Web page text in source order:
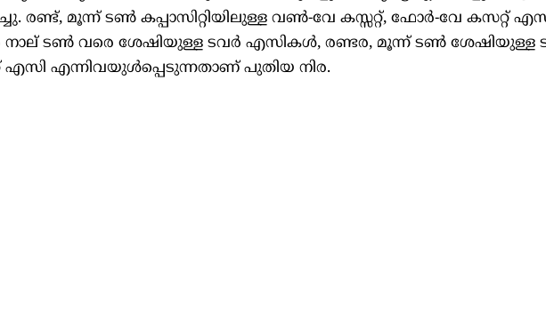
രണ്ട്, മൂന്ന് ടൺ കപ്പാസിറ്റിയിലുള്ള വൺ-വേ കസ്സറ്റ്, ഫോർ-വേ കസറ്റ്
ടൺ വരെ ശേഷിയുള്ള ടവർ എസികൾ, രണ്ടര, മൂന്ന് ടൺ ശേഷിയുള്ള
എസി എന്നിവയുൾപ്പെടുന്നതാണ് പുതിയ നിര.